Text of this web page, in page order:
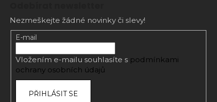
Nezmeškejte žádné novinky či slevy!
E-mail
Vložením e-mailu souhlasíte s podmínkami
ochrany osobních údajů
PŘIHLÁSIT SE